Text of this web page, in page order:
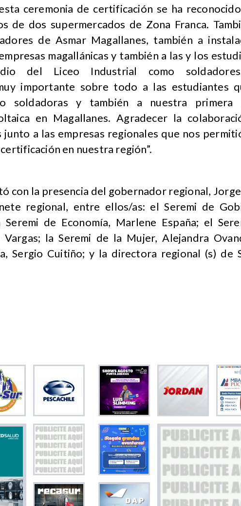
ceremonia de certificación se ha
de dos supermercados de Zona Franca.
de Asmar Magallanes, también a
magallánicas y también a las y los
del Liceo Industrial como
importante sobre todo a las estudiantes
soldadoras y también a nuestra primera
en Magallanes. Agradecer la
junto a las empresas regionales que nos
en nuestra región”.
con la presencia del gobernador regional,
regional, entre ellos/as: el Seremi de
de Economía, Marlene España; el
Vargas; la Seremi de la Mujer, Alejandra
Sergio Cuitiño; y la directora regional (s) de